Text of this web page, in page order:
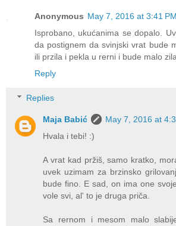
Anonymous May 7, 2016 at 3:41 PM
Isprobano, ukućanima se dopalo.
da postignem da svinjski vrat bude
ili przila i pekla u rerni i bude malo
Reply
Replies
Maja Babić
May 7, 2016 at
Hvala i tebi! :)
A vrat kad pržiš, samo kratko,
uvek uzimam za brzinsko
bude fino. E sad, on ima one
vole svi, al' to je druga priča.
Sa rernom i mesom malo